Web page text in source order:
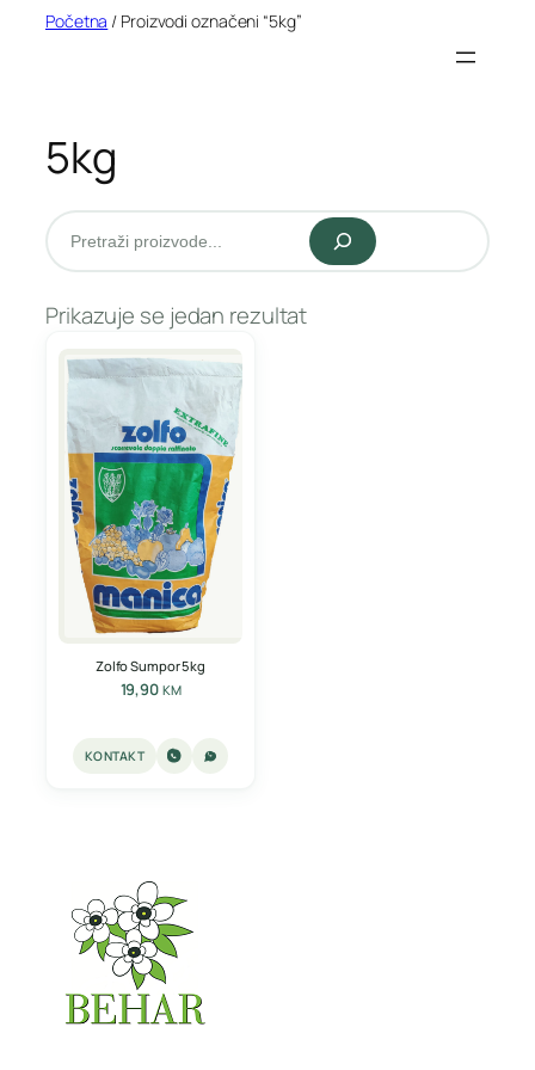
Početna / Proizvodi označeni “5kg”
5kg
Pretraži
Prikazuje se jedan rezultat
Zolfo Sumpor 5kg
19,90 KM
KONTAKT